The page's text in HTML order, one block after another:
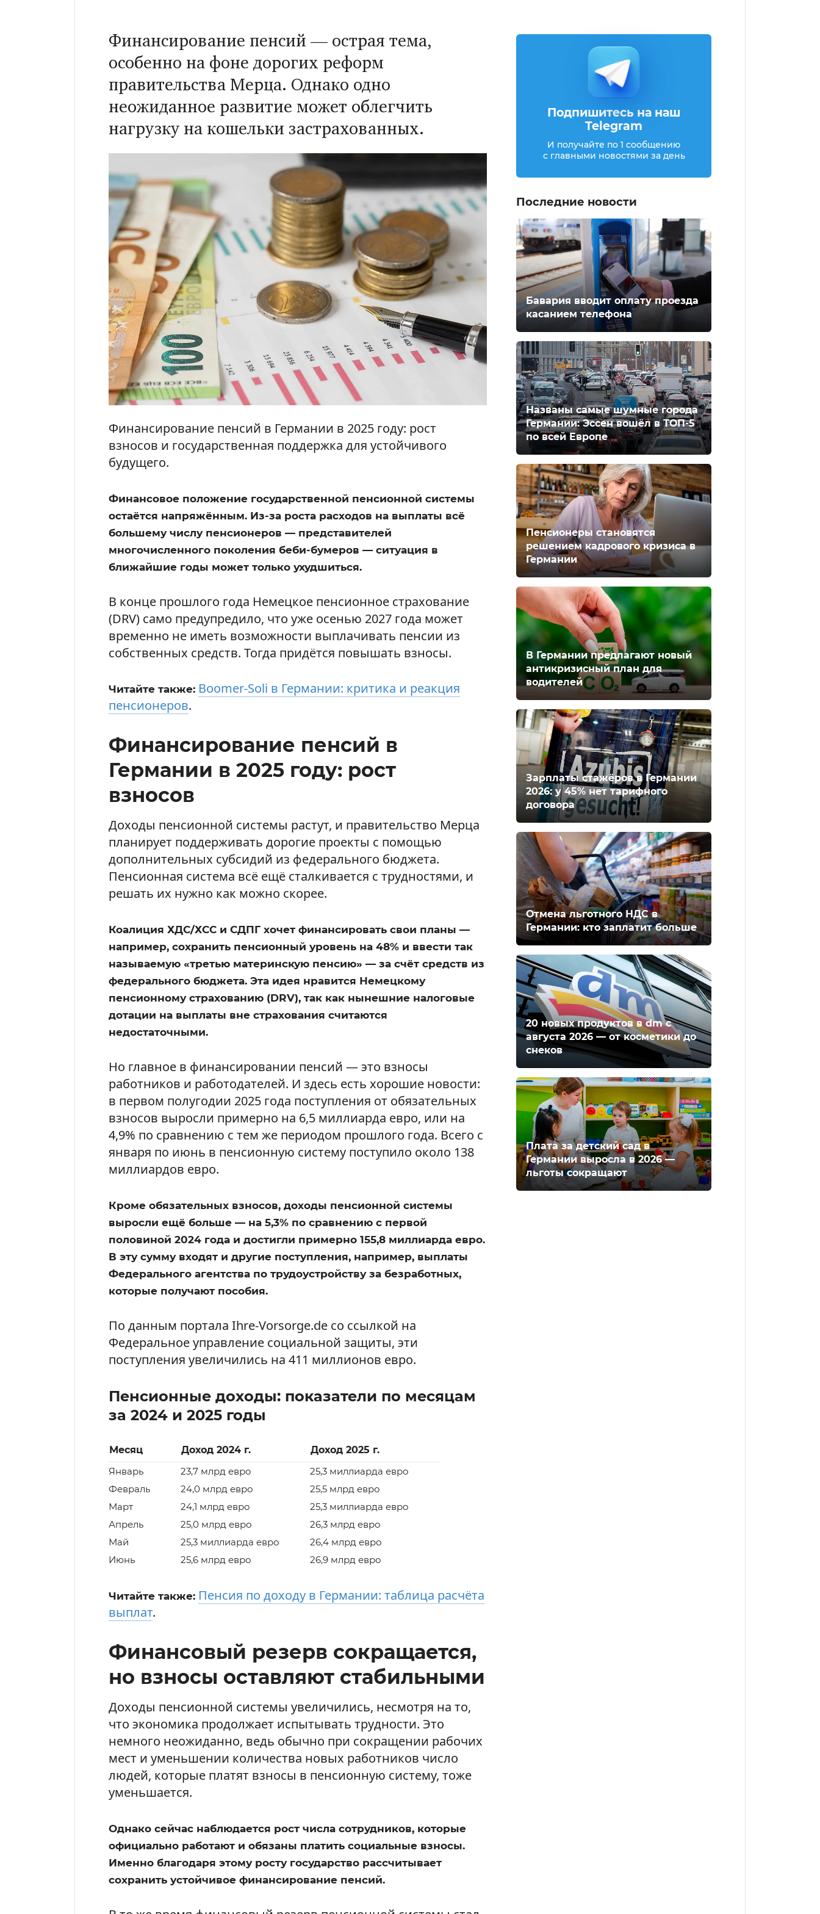
Финансирование пенсий — острая тема,
особенно на фоне дорогих реформ
правительства Мерца. Однако одно
неожиданное развитие может облегчить
нагрузку на кошельки застрахованных.
Финансирование пенсий в Германии в 2025 году: рост
взносов и государственная поддержка для устойчивого
будущего.
Финансовое положение государственной пенсионной системы
остаётся напряжённым. Из-за роста расходов на выплаты всё
большему числу пенсионеров — представителей
многочисленного поколения беби-бумеров — ситуация в
ближайшие годы может только ухудшиться.
В конце прошлого года Немецкое пенсионное страхование
(DRV) само предупредило, что уже осенью 2027 года может
временно не иметь возможности выплачивать пенсии из
собственных средств. Тогда придётся повышать взносы.
Читайте также: Boomer-Soli в Германии: критика и реакция
пенсионеров.
Финансирование пенсий в
Германии в 2025 году: рост
взносов
Доходы пенсионной системы растут, и правительство Мерца
планирует поддерживать дорогие проекты с помощью
дополнительных субсидий из федерального бюджета.
Пенсионная система всё ещё сталкивается с трудностями, и
решать их нужно как можно скорее.
Коалиция ХДС/ХСС и СДПГ хочет финансировать свои планы —
например, сохранить пенсионный уровень на 48% и ввести так
называемую «третью материнскую пенсию» — за счёт средств из
федерального бюджета. Эта идея нравится Немецкому
пенсионному страхованию (DRV), так как нынешние налоговые
дотации на выплаты вне страхования считаются
недостаточными.
Но главное в финансировании пенсий — это взносы
работников и работодателей. И здесь есть хорошие новости:
в первом полугодии 2025 года поступления от обязательных
взносов выросли примерно на 6,5 миллиарда евро, или на
4,9% по сравнению с тем же периодом прошлого года. Всего с
января по июнь в пенсионную систему поступило около 138
миллиардов евро.
Кроме обязательных взносов, доходы пенсионной системы
выросли ещё больше — на 5,3% по сравнению с первой
половиной 2024 года и достигли примерно 155,8 миллиарда евро.
В эту сумму входят и другие поступления, например, выплаты
Федерального агентства по трудоустройству за безработных,
которые получают пособия.
По данным портала Ihre-Vorsorge.de со ссылкой на
Федеральное управление социальной защиты, эти
поступления увеличились на 411 миллионов евро.
Пенсионные доходы: показатели по месяцам
за 2024 и 2025 годы
Месяц Доход 2024 г.
Доход 2025 г.
Январь
23,7 млрд евро
25,3 миллиарда евро
Февраль
24,0 млрд евро
25,5 млрд евро
Март
24,1 млрд евро
25,3 миллиарда евро
Апрель
25,0 млрд евро
26,3 млрд евро
Май
25,3 миллиарда евро
26,4 млрд евро
Июнь
25,6 млрд евро 26,9 млрд евро
Читайте также: Пенсия по доходу в Германии: таблица расчёта
выплат.
Финансовый резерв сокращается,
но взносы оставляют стабильными
Доходы пенсионной системы увеличились, несмотря на то,
что экономика продолжает испытывать трудности. Это
немного неожиданно, ведь обычно при сокращении рабочих
мест и уменьшении количества новых работников число
людей, которые платят взносы в пенсионную систему, тоже
уменьшается.
Однако сейчас наблюдается рост числа сотрудников, которые
официально работают и обязаны платить социальные взносы.
Именно благодаря этому росту государство рассчитывает
сохранить устойчивое финансирование пенсий.
Подпишитесь на наш
Telegram
И получайте по 1 сообщению
с главными новостями за день
Последние новости
Бавария вводит оплату проезда
касанием телефона
Названы самые шумные города
Германии: Эссен вошёл в ТОП-5
по всей Европе
Пенсионеры становятся
решением кадрового кризиса в
Германии
В Германии предлагают новый
антикризисный план для
водителей
Зарплаты стажёров в Германии
2026: у 45% нет тарифного
договора
Отмена льготного НДС в
Германии: кто заплатит больше
20 новых продуктов в dm с
августа 2026 — от косметики до
снеков
Плата за детский сад в
Германии выросла в 2026 —
льготы сокращают